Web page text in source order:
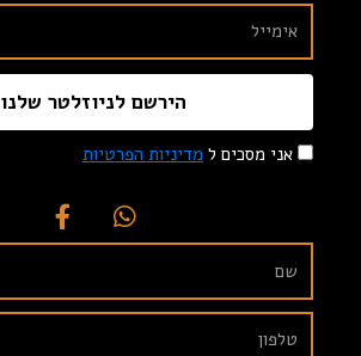
אני מסכים ל מדיניות הפרטיות
הירשם לניוזלטר שלנו